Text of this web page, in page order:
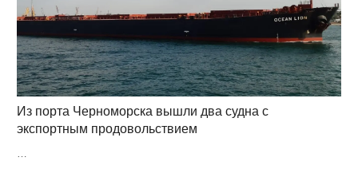
Из порта Черноморска вышли два судна с
экспортным продовольствием